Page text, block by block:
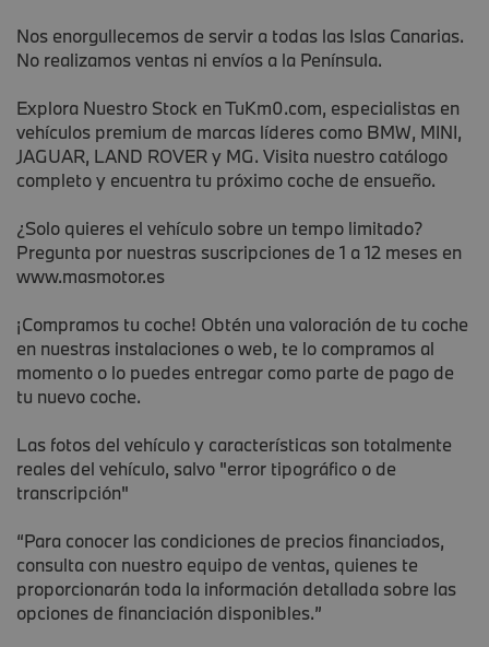
Nos enorgullecemos de servir a todas las Islas Canarias.
No realizamos ventas ni envíos a la Península.
Explora Nuestro Stock en TuKm0.com, especialistas en
vehículos premium de marcas líderes como BMW, MINI,
JAGUAR, LAND ROVER y MG. Visita nuestro catálogo
completo y encuentra tu próximo coche de ensueño.
¿Solo quieres el vehículo sobre un tempo limitado?
Pregunta por nuestras suscripciones de 1 a 12 meses en
www.masmotor.es
¡Compramos tu coche! Obtén una valoración de tu coche
en nuestras instalaciones o web, te lo compramos al
momento o lo puedes entregar como parte de pago de
tu nuevo coche.
Las fotos del vehículo y características son totalmente
reales del vehículo, salvo "error tipográfico o de
transcripción"
“Para conocer las condiciones de precios financiados,
consulta con nuestro equipo de ventas, quienes te
proporcionarán toda la información detallada sobre las
opciones de financiación disponibles.”